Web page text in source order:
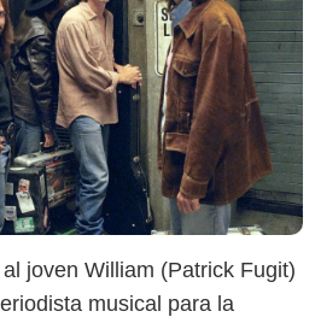
joven William (Patrick Fugit)
musical para la